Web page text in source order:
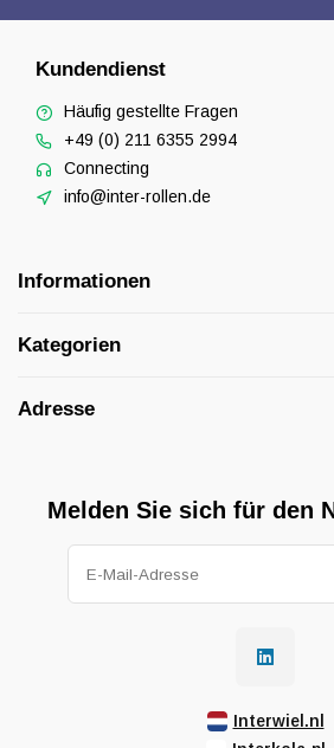
Kundendienst
Häufig gestellte Fragen
+49 (0) 211 6355 2994
Connecting
info@inter-rollen.de
Informationen
Kategorien
Adresse
Melden Sie sich für den
Interwiel.nl